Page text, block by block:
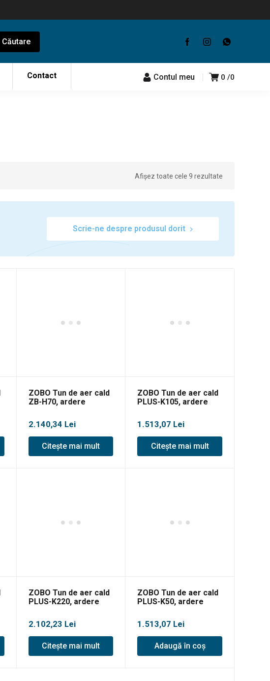
Contact 0 0
Contul meu
Afișez toate cele 9 rezultate
Scrie-ne despre produsul dorit
ZOBO Tun de aer cald
ZB-H70, ardere
2.140,34 Lei
Citește mai mult
ZOBO Tun de aer cald
PLUS-K105, ardere
1.513,07 Lei
Citește mai mult
ZOBO Tun de aer cald
PLUS-K220, ardere
2.102,23 Lei
Citește mai mult
ZOBO Tun de aer cald
PLUS-K50, ardere
1.513,07 Lei
Adaugă în coș